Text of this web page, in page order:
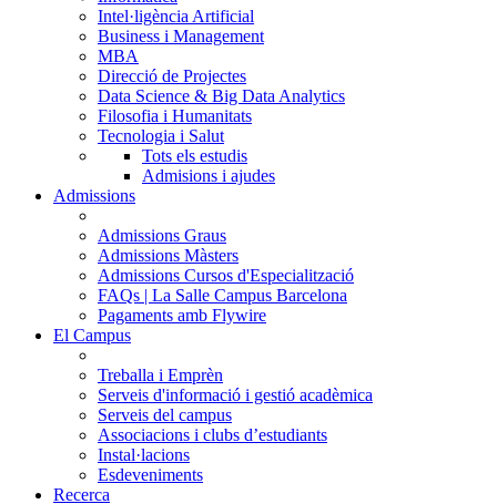
Intel·ligència Artificial
Business i Management
MBA
Direcció de Projectes
Data Science & Big Data Analytics
Filosofia i Humanitats
Tecnologia i Salut
Tots els estudis
Admisions i ajudes
Admissions
Admissions Graus
Admissions Màsters
Admissions Cursos d'Especialització
FAQs | La Salle Campus Barcelona
Pagaments amb Flywire
El Campus
Treballa i Emprèn
Serveis d'informació i gestió acadèmica
Serveis del campus
Associacions i clubs d’estudiants
Instal·lacions
Esdeveniments
Recerca